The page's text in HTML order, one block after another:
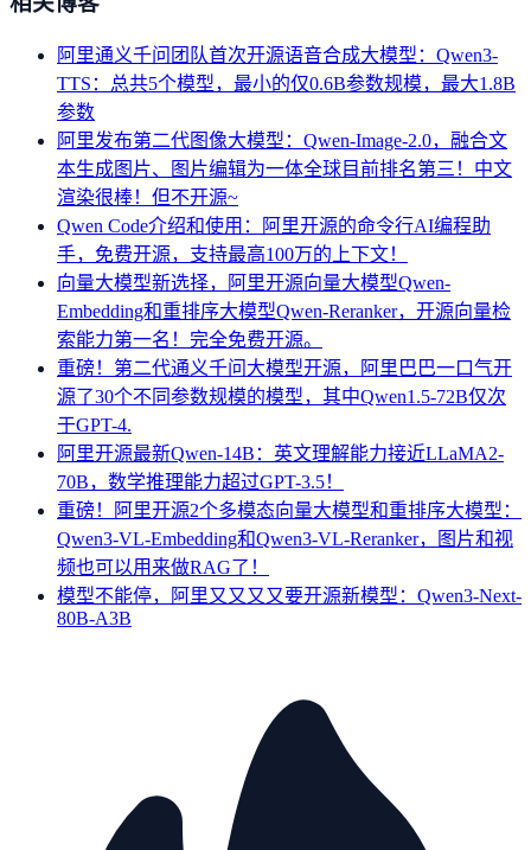
阿里通义千问团队首次开源语音合成大模型：Qwen3-
TTS：总共5个模型，最小的仅0.6B参数规模，最大1.8B
参数
阿里发布第二代图像大模型：Qwen-Image-2.0，融合文
本生成图片、图片编辑为一体全球目前排名第三！中文
渲染很棒！但不开源~
Qwen Code介绍和使用：阿里开源的命令行AI编程助
手，免费开源，支持最高100万的上下文！
向量大模型新选择，阿里开源向量大模型Qwen-
Embedding和重排序大模型Qwen-Reranker，开源向量检
索能力第一名！完全免费开源。
重磅！第二代通义千问大模型开源，阿里巴巴一口气开
源了30个不同参数规模的模型，其中Qwen1.5-72B仅次
于GPT-4.
阿里开源最新Qwen-14B：英文理解能力接近LLaMA2-
70B，数学推理能力超过GPT-3.5！
重磅！阿里开源2个多模态向量大模型和重排序大模型：
Qwen3-VL-Embedding和Qwen3-VL-Reranker，图片和视
频也可以用来做RAG了！
模型不能停，阿里又又又又要开源新模型：Qwen3-Next-
80B-A3B